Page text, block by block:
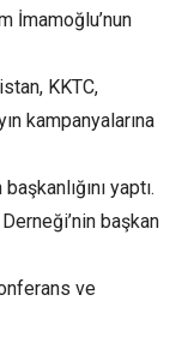
İmamoğlu’nun
KKTC,
kampanyalarına
yaptı.
başkan
ve